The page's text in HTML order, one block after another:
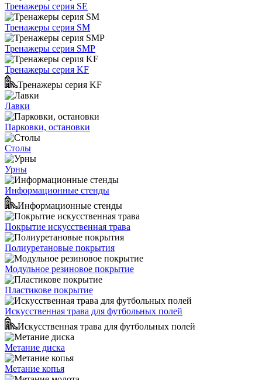
Тренажеры серия SE
Тренажеры серия SM
Тренажеры серия SMP
Тренажеры серия KF
Тренажеры серия KF
Лавки
Парковки, остановки
Столы
Урны
Информационные стенды
Информационные стенды
Покрытие искусственная трава
Полиуретановые покрытия
Модульное резиновое покрытие
Пластикове покрытие
Искусственная трава для футбольных полей
Искусственная трава для футбольных полей
Метание диска
Метание копья